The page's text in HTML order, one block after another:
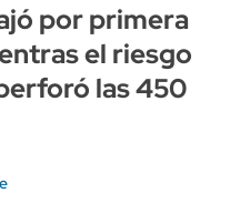
por primera
el riesgo
las 450